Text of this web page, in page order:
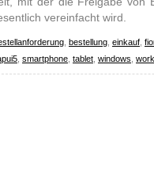
vereinfacht wird.
bestellung einkauf
smartphone tablet windows